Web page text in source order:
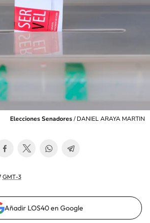
Elecciones Senadores/DANIEL ARAYA MARTIN
GMT-3
Añadir LOS40 en Google